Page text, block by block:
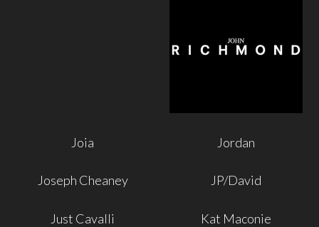
Joia Jordan
Joseph Cheaney JP/David
Just Cavalli Kat Maconie